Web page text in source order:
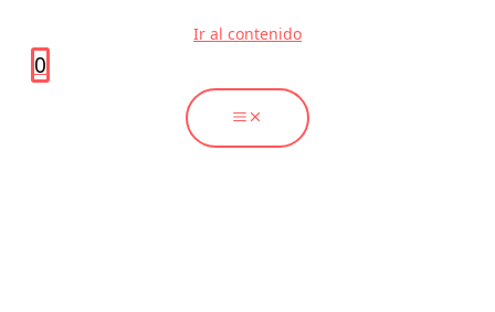
Ir al contenido
0